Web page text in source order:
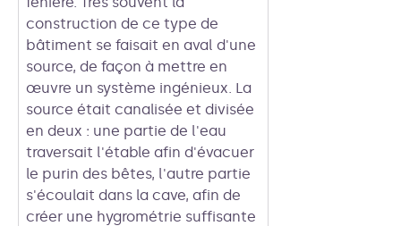
construction de ce type de
bâtiment se faisait en aval d'une
source, de façon à mettre en
œuvre un système ingénieux. La
source était canalisée et divisée
en deux : une partie de l'eau
traversait l'étable afin d'évacuer
le purin des bêtes, l'autre partie
s'écoulait dans la cave, afin de
créer une hygrométrie suffisante